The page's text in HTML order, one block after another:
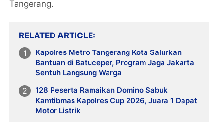
Tangerang.
RELATED ARTICLE
Kapolres Metro Tangerang Kota Salurkan
Bantuan di Batuceper, Program Jaga Jakarta
Sentuh Langsung Warga
128 Peserta Ramaikan Domino Sabuk
Kamtibmas Kapolres Cup 2026, Juara 1 Dapat
Motor Listrik